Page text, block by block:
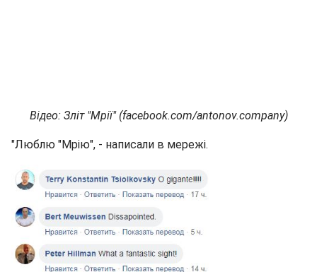
Відео: Зліт "Мрії" (facebook.com/antonov.company)
"Люблю "Мрію", - написали в мережі.